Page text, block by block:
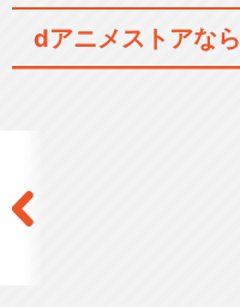
dアニメストアなら